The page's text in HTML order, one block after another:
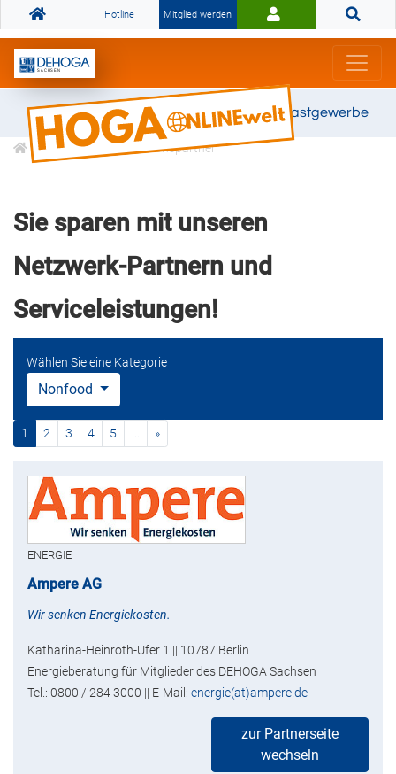
Hotline Mitglied werden
Gemeinsam stark für das Gastgewerbe
DEHOGA Kooperationspartner
Sie sparen mit unseren
Netzwerk-Partnern und
Serviceleistungen!
Wählen Sie eine Kategorie
Nonfood
1 (current)
2 3 4 5 »nächste
ENERGIE
Ampere AG
Wir senken Energiekosten.
Katharina-Heinroth-Ufer 1 || 10787 Berlin
Energieberatung für Mitglieder des DEHOGA Sachsen
Tel.: 0800 / 284 3000 || E-Mail: energie(at)ampere.de
zur Partnerseite
wechseln